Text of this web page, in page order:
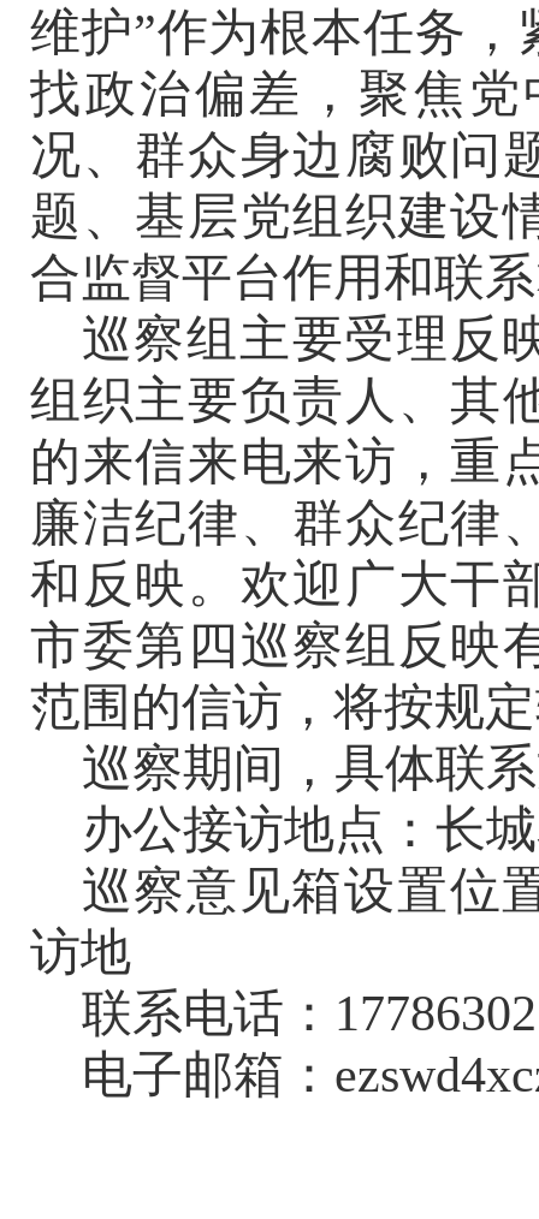
维护”作为根本任务
找政治偏差，聚焦
况、群众身边腐败问
题、基层党组织建设
合监督平台作用和联
巡察组 主要受理反
组织主要负责人、其
的来信来电来访，重
廉洁纪律、群众纪律
和反映。欢迎广大干
市委第 四 巡察组 反映
范围的信访，将按规
巡察期间，具体联
办公接访地点：长
巡察意见箱设置位
访地
联系电话：
电子邮箱：